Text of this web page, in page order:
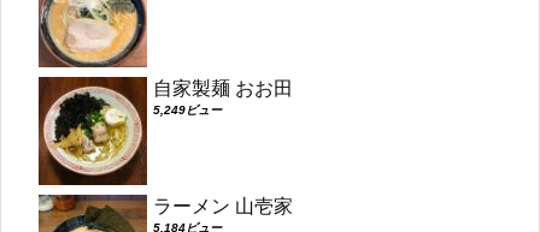
自家製麺 おお田
5,249ビュー
ラーメン 山壱家
5,184ビュー